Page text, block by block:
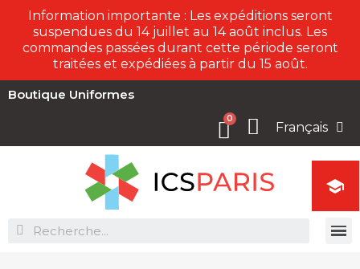
Information importante : Les expéditions seront
suspendues du 14 juillet au 14 août inclus. Les
commandes passées durant cette période seront
traitées et expédiées à partir du 15 août.
Boutique Uniformes
Français
